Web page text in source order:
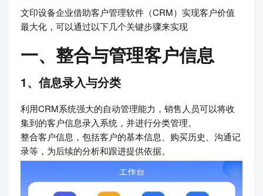
文印设备企业借助客户管理软件（CRM）实现客户价值
最大化，可以通过以下几个关键步骤来实现
一、整合与管理客户信息
1、信息录入与分类
利用CRM系统强大的自动管理能力，销售人员可以将收
集到的客户信息录入系统，并进行分类管理。
整合客户信息，包括客户的基本信息、购买历史、沟通记
录等，为后续的分析和跟进提供依据。